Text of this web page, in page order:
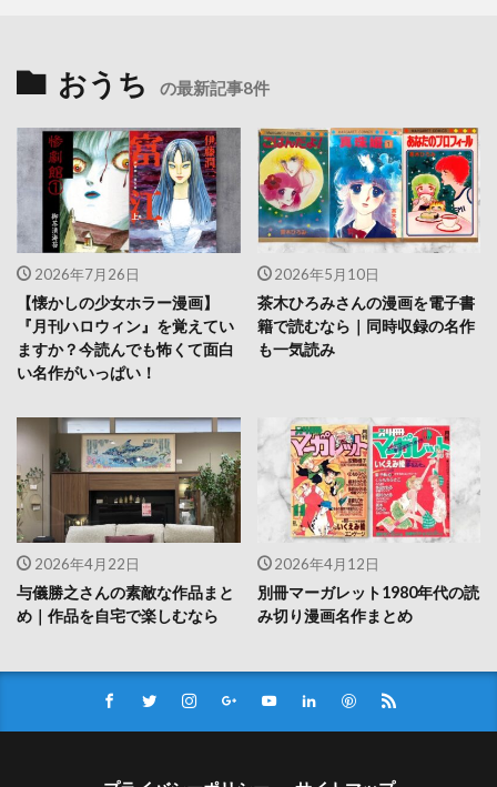
おうち の最新記事8件
2026年7月26日
【懐かしの少女ホラー漫画】
『月刊ハロウィン』を覚えてい
ますか？今読んでも怖くて面白
い名作がいっぱい！
2026年5月10日
茶木ひろみさんの漫画を電子書
籍で読むなら｜同時収録の名作
も一気読み
2026年4月22日
与儀勝之さんの素敵な作品まと
め｜作品を自宅で楽しむなら
2026年4月12日
別冊マーガレット1980年代の読
み切り漫画名作まとめ